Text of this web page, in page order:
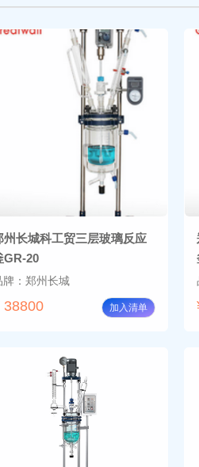
州长城科工贸三层玻璃反应
GR-20
牌：郑州长城
38800 加入清单